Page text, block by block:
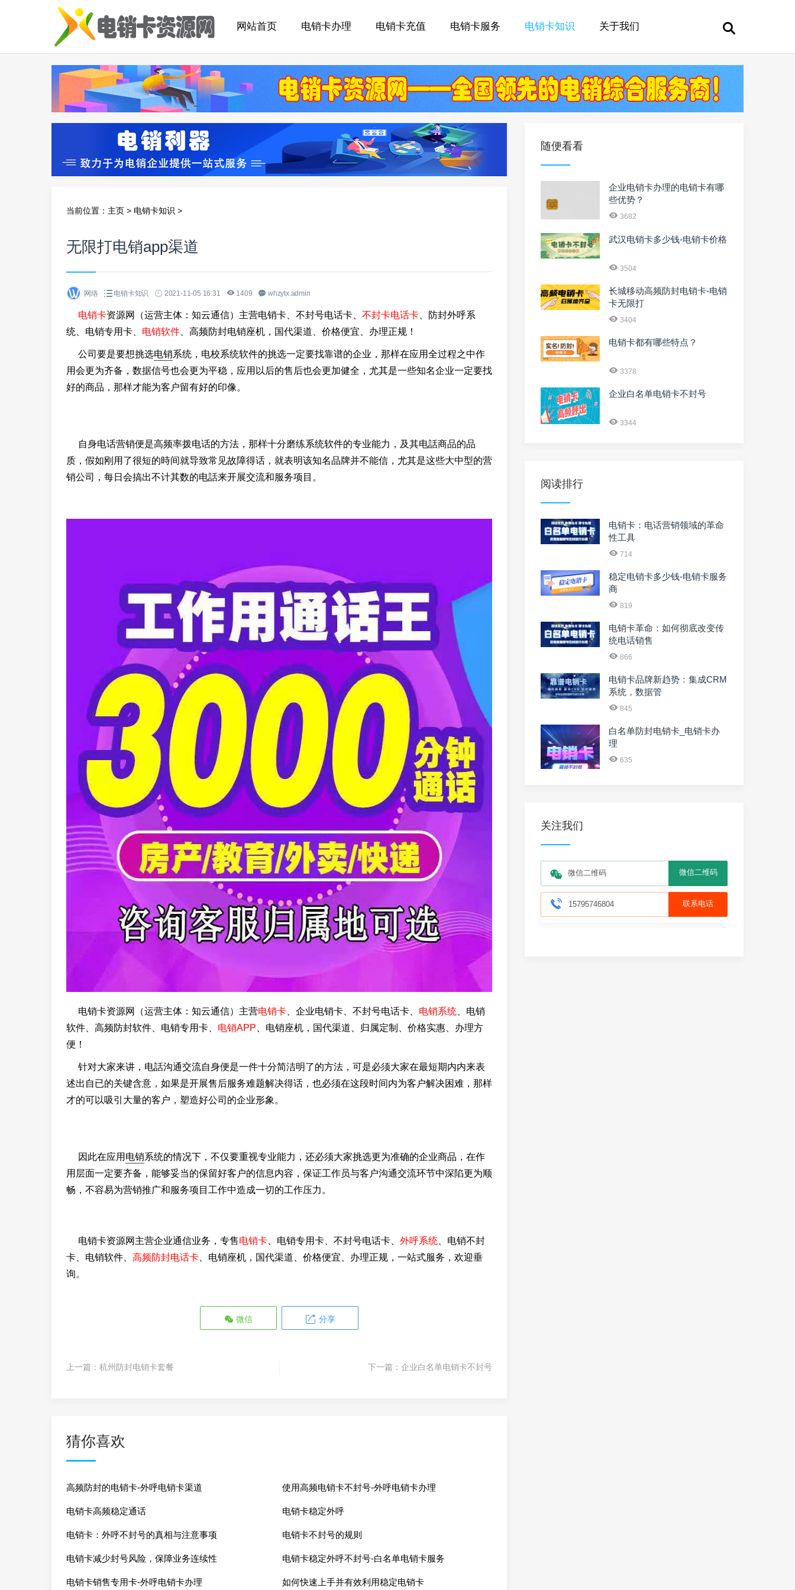
网站首页 电销卡办理 电销卡充值 电销卡服务 电销卡知识 关于我们
当前位置： 主页 > 电销卡知识 >
无限打电销app渠道
网络 电销卡知识 2021-11-05 16:31 1409 whzytx.admin
电销卡资源网（运营主体：知云通信）主营电销卡、不封号电话卡、 不封卡电话卡 、防封外呼系
统、电销专用卡、 电销软件 、高频防封电销座机，国代渠道、价格便宜、办理正规！
公司要是要想挑选电销系统，电校系统软件的挑选一定要找靠谱的企业，那样在应用全过程之中作
用会更为齐备，数据信号也会更为平稳，应用以后的售后也会更加健全，尤其是一些知名企业一定要找
好的商品，那样才能为客户留有好的印像。
自身电话营销便是高频率拨电话的方法，那样十分磨练系统软件的专业能力，及其电話商品的品
质，假如刚用了很短的時间就导致常见故障得话，就表明该知名品牌并不能信，尤其是这些大中型的营
销公司，每日会搞出不计其数的电話来开展交流和服务项目。
电销卡资源网（运营主体：知云通信）主营电销卡 、企业电销卡、不封号电话卡、 电销系统 、电销
软件、高频防封软件、电销专用卡、 电销APP 、电销座机，国代渠道、归属定制、价格实惠、办理方
便！
针对大家来讲，电話沟通交流自身便是一件十分简洁明了的方法，可是必须大家在最短期内内来表
述出自已的关键含意，如果是开展售后服务难题解决得话，也必须在这段时间内为客户解决困难，那样
才的可以吸引大量的客户，塑造好公司的企业形象。
因此在应用 电销系统的情况下，不仅要重视专业能力，还必须大家挑选更为准确的企业商品，在作
用层面一定要齐备，能够妥当的保留好客户的信息内容，保证工作员与客户沟通交流环节中深陷更为顺
畅，不容易为营销推广和服务项目工作中造成一切的工作压力。
电销卡资源网主营企业通信业务，专售电销卡 、电销专用卡、不封号电话卡、 外呼系统 、电销不封
卡、电销软件、 高频防封电话卡 、电销座机，国代渠道、价格便宜、办理正规，一站式服务，欢迎垂
询。
微信 分享
上一篇： 杭州防封电销卡套餐 下一篇： 企业白名单电销卡不封号
猜你喜欢
高频防封的电销卡-外呼电销卡渠道 使用高频电销卡不封号-外呼电销卡办理
电销卡高频稳定通话 电销卡稳定外呼
电销卡：外呼不封号的真相与注意事项 电销卡不封号的规则
电销卡减少封号风险，保障业务连续性 电销卡稳定外呼不封号-白名单电销卡服务
电销卡销售专用卡-外呼电销卡办理 如何快速上手并有效利用稳定电销卡
随便看看
企业电销卡办理的电销卡有哪
些优势？
3682
武汉电销卡多少钱-电销卡价格
3504
长城移动高频防封电销卡-电销
卡无限打
3404
电销卡都有哪些特点？
3378
企业白名单电销卡不封号
3344
阅读排行
电销卡：电话营销领域的革命
性工具
714
稳定电销卡多少钱-电销卡服务
商
819
电销卡革命：如何彻底改变传
统电话销售
866
电销卡品牌新趋势：集成CRM
系统，数据管
845
白名单防封电销卡_电销卡办
理
635
关注我们
微信二维码 微信二维码
15795746804 联系电话